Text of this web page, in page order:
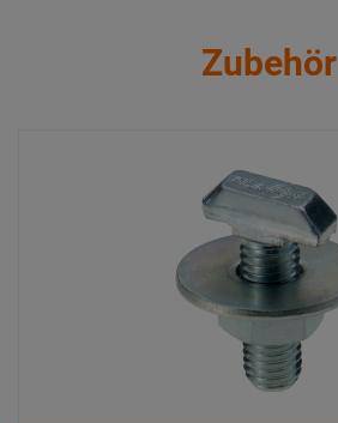
Zubehör